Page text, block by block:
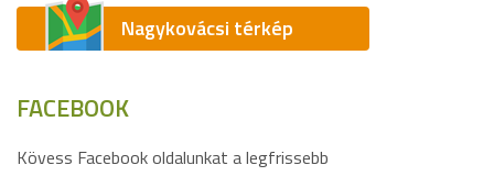
Nagykovácsi térkép
FACEBOOK
Kövess Facebook oldalunkat a legfrissebb